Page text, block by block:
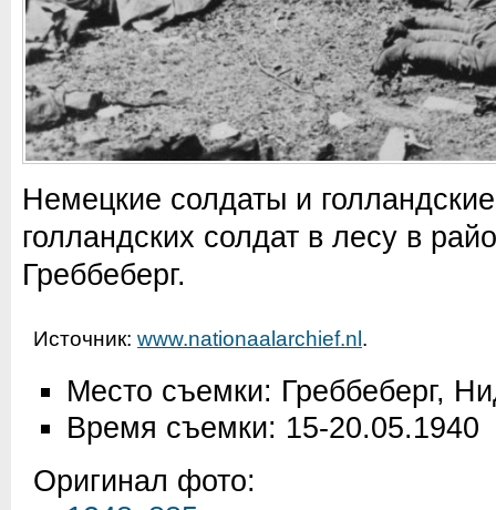
Немецкие солдаты и
голландских солдат в лесу в
Греббеберг.
Источник: www.nationaalarchief.nl .
Место съемки: Греббеберг,
Время съемки: 15-20.05.1940
Оригинал фото: